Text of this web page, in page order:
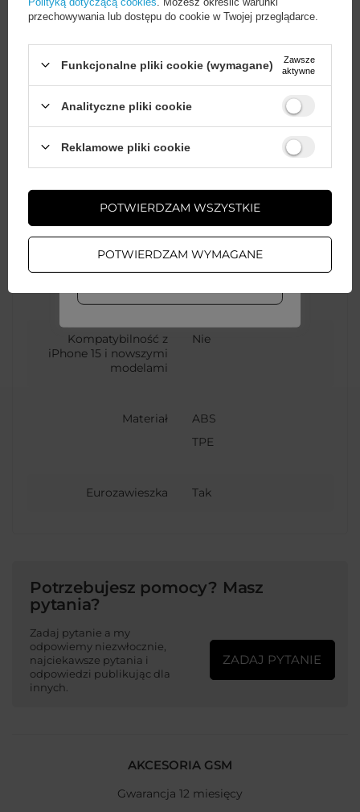
Funkcje kabla
Przesyłanie danych
Maksymalne natężenie
prądu
Standard USB
USB 2.0 Hi-Speed
(USB 480 Mbps)
Kompatybilność z
iPhone 15 i nowszymi
modelami
Nie
Materiał
ABS
TPE
Eurozawieszka Tak
Potrzebujesz pomocy? Masz
pytania?
Zadaj pytanie a my
odpowiemy niezwłocznie,
najciekawsze pytania i
odpowiedzi publikując dla
innych.
ZADAJ PYTANIE
AKCESORIA GSM
Gwarancja 12 miesięcy
Wystarczy założyć konto
zakupy za
odblokować zniżki na kolejne
ZAŁÓŻ KONTO
przechowywania lub dostępu do cookie w Twojej przeglądarce.
Funkcjonalne pliki cookie (wymagane)
Zawsze
aktywne
Analityczne pliki cookie
Reklamowe pliki cookie
POTWIERDZAM WYMAGANE
POTWIERDZAM WSZYSTKIE